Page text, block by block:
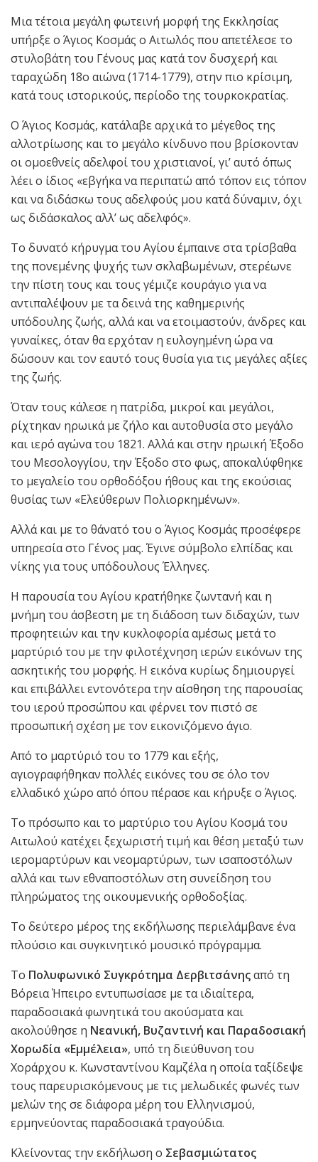
Μια τέτοια μεγάλη φωτεινή μορφή της Εκκλησίας
υπήρξε ο Άγιος Κοσμάς ο Αιτωλός που απετέλεσε το
στυλοβάτη του Γένους μας κατά τον δυσχερή και
ταραχώδη 18ο αιώνα (1714-1779), στην πιο κρίσιμη,
κατά τους ιστορικούς, περίοδο της τουρκοκρατίας.
Ο Άγιος Κοσμάς, κατάλαβε αρχικά το μέγεθος της
αλλοτρίωσης και το μεγάλο κίνδυνο που βρίσκονταν
οι ομοεθνείς αδελφοί του χριστιανοί, γι’ αυτό όπως
λέει ο ίδιος «εβγήκα να περιπατώ από τόπον εις τόπον
και να διδάσκω τους αδελφούς μου κατά δύναμιν, όχι
ως διδάσκαλος αλλ’ ως αδελφός».
Το δυνατό κήρυγμα του Αγίου έμπαινε στα τρίσβαθα
της πονεμένης ψυχής των σκλαβωμένων, στερέωνε
την πίστη τους και τους γέμιζε κουράγιο για να
αντιπαλέψουν με τα δεινά της καθημερινής
υπόδουλης ζωής, αλλά και να ετοιμαστούν, άνδρες και
γυναίκες, όταν θα ερχόταν η ευλογημένη ώρα να
δώσουν και τον εαυτό τους θυσία για τις μεγάλες αξίες
της ζωής.
Όταν τους κάλεσε η πατρίδα, μικροί και μεγάλοι,
ρίχτηκαν ηρωικά με ζήλο και αυτοθυσία στο μεγάλο
και ιερό αγώνα του 1821. Αλλά και στην ηρωική Έξοδο
του Μεσολογγίου, την Έξοδο στο φως, αποκαλύφθηκε
το μεγαλείο του ορθοδόξου ήθους και της εκούσιας
θυσίας των «Ελεύθερων Πολιορκημένων».
Αλλά και με το θάνατό του ο Άγιος Κοσμάς προσέφερε
υπηρεσία στο Γένος μας. Έγινε σύμβολο ελπίδας και
νίκης για τους υπόδουλους Έλληνες.
Η παρουσία του Αγίου κρατήθηκε ζωντανή και η
μνήμη του άσβεστη με τη διάδοση των διδαχών, των
προφητειών και την κυκλοφορία αμέσως μετά το
μαρτύριό του με την φιλοτέχνηση ιερών εικόνων της
ασκητικής του μορφής. Η εικόνα κυρίως δημιουργεί
και επιβάλλει εντονότερα την αίσθηση της παρουσίας
του ιερού προσώπου και φέρνει τον πιστό σε
προσωπική σχέση με τον εικονιζόμενο άγιο.
Από το μαρτύριό του το 1779 και εξής,
αγιογραφήθηκαν πολλές εικόνες του σε όλο τον
ελλαδικό χώρο από όπου πέρασε και κήρυξε ο Άγιος.
Το πρόσωπο και το μαρτύριο του Αγίου Κοσμά του
Αιτωλού κατέχει ξεχωριστή τιμή και θέση μεταξύ των
ιερομαρτύρων και νεομαρτύρων, των ισαποστόλων
αλλά και των εθναποστόλων στη συνείδηση του
πληρώματος της οικουμενικής ορθοδοξίας.
Το δεύτερο μέρος της εκδήλωσης περιελάμβανε ένα
πλούσιο και συγκινητικό μουσικό πρόγραμμα.
Το Πολυφωνικό Συγκρότημα Δερβιτσάνηςαπό τη
Βόρεια Ήπειρο εντυπωσίασε με τα ιδιαίτερα,
παραδοσιακά φωνητικά του ακούσματα και
ακολούθησε η Νεανική, Βυζαντινή και Παραδοσιακή
Χορωδία «Εμμέλεια», υπό τη διεύθυνση του
Χοράρχου κ. Κωνσταντίνου Καμζέλα η οποία ταξίδεψε
τους παρευρισκόμενους με τις μελωδικές φωνές των
μελών της σε διάφορα μέρη του Ελληνισμού,
ερμηνεύοντας παραδοσιακά τραγούδια.
Κλείνοντας την εκδήλωση ο Σεβασμιώτατος